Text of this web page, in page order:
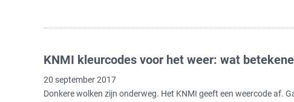
KNMI kleurcodes voor het weer: wat
20 september 2017
Donkere wolken zijn onderweg. Het KNMI geeft een weercode af.